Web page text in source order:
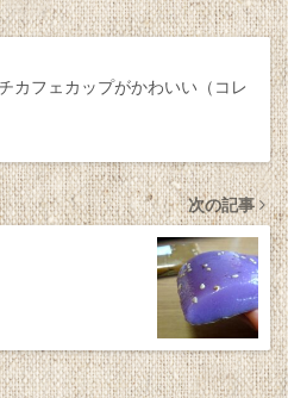
カフェカップがかわいい（コレ
次の記事